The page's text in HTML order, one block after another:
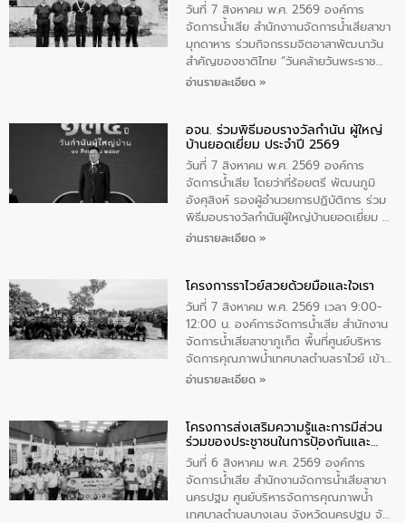
วันที่ 7 สิงหาคม พ.ศ. 2569 องค์การ
จัดการน้ำเสีย สำนักงาานจัดการน้ำเสียสาขา
มุกดาหาร ร่วมกิจกรรมจิตอาสาพัฒนาวัน
สําคัญของชาติไทย “วันคล้ายวันพระราช
สมภพ สมเด็จพระนางเจ้าสิริกิติ์พระบรม
ทิพย์คำ รองผู้ว่าราชการจังหวัดมุกดาหาร
เป็นประธานในพิธี ณ เรือนจําชั่วคราวนาโสก
ตําบลนาโสก อําเภอเมืองมุกดาหาร จังหวัด
มุกดาหาร โดยในกิจกรรมได้ร่วมปลูกป่า และ
ทําความสะอาดภายในบริเวณ จัดกิจกรรม
เพื่อถวายเป็นพระราชกุศล สมเด็จพระนาง
เจ้าสิริกิติ์พระบรมราชินีนาถ พระบรมราช
อ่านรายละเอียด »
อจน. ร่วมพิธีมอบรางวัลกำนัน ผู้ใหญ่
บ้านยอดเยี่ยม ประจำปี 2569
วันที่ 7 สิงหาคม พ.ศ. 2569 องค์การ
จัดการน้ำเสีย โดยว่าที่ร้อยตรี พัฒนภูมิ
อังศุสิงห์ รองผู้อำนวยการปฏิบัติการ ร่วม
พิธีมอบรางวัลกำนันผู้ใหญ่บ้านยอดเยี่ยม ณ
ทำเนียบรัฐบาล โดยมีนายอนุทิน ชาญวีรกูล
ทองคำและประกาศเกียรติคุณให้แก่ กำนัน
ผู้ใหญ่บ้านยอดเยี่ยม พร้อมกล่าวชื่นชม ให้
โอวาท และมอบนโยบาย
อ่านรายละเอียด »
โครงการราไวย์สวยด้วยมือและใจเรา
วันที่ 7 สิงหาคม พ.ศ. 2569 เวลา 9:00-
12:00 น. องค์การจัดการน้ำเสีย สำนักงาน
จัดการน้ำเสียสาขาภูเก็ต พื้นที่ศูนย์บริหาร
จัดการคุณภาพน้ำเทศบาลตำบลราไวย์ เข้า
ร่วมโครงการราไวย์สวยด้วยมือและใจเรา
ประชาชน ตัวแทนจากโรงแรมต่างๆ ในเขต
เทศบาลตำบลราไวย์ ศูนย์บริหารจัดการ
คุณภาพน้ำเทศบาลตำบลราไวย์ นำโดยนาย
น้อย แก้วเศษ ผู้จัดการสำนักงานจัดการน้ำ
เสียสาขาภูเก็ต พร้อมด้วยเจ้าหน้าที่ จำนวน
5 คน ร่วมทำกิจกรรม ทำความสะอาด
อ่านรายละเอียด »
โครงการส่งเสริมความรู้และการมีส่วน
ร่วมของประชาชนในการป้องกันและ
แก้ไขปัญหาน้ำเสียอย่างยั่งยืน
วันที่ 6 สิงหาคม พ.ศ. 2569 องค์การ
จัดการน้ำเสีย สำนักงานจัดการน้ำเสียสาขา
นครปฐม ศูนย์บริหารจัดการคุณภาพน้ำ
เทศบาลตำบลบางเลน จังหวัดนครปฐม จัด